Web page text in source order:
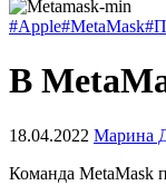
#Apple#MetaMask
В
18.04.2022 Марина
Команда MetaMask